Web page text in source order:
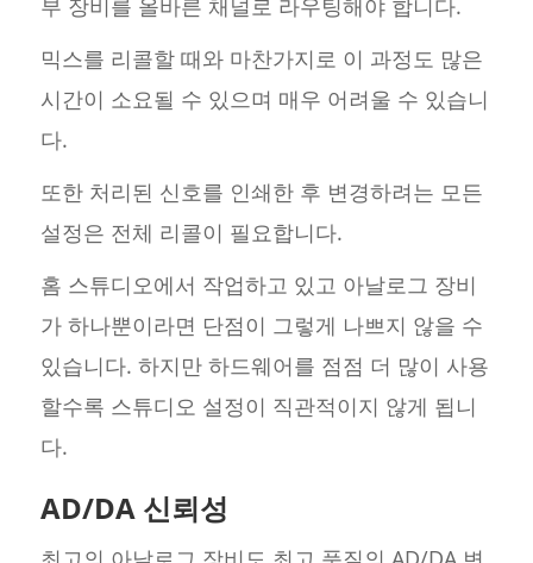
부 장비를 올바른 채널로 라우팅해야 합니다.
믹스를 리콜할 때와 마찬가지로 이 과정도 많은
시간이 소요될 수 있으며 매우 어려울 수 있습니
다.
또한 처리된 신호를 인쇄한 후 변경하려는 모든
설정은 전체 리콜이 필요합니다.
홈 스튜디오에서 작업하고 있고 아날로그 장비
가 하나뿐이라면 단점이 그렇게 나쁘지 않을 수
있습니다. 하지만 하드웨어를 점점 더 많이 사용
할수록 스튜디오 설정이 직관적이지 않게 됩니
다.
AD/DA 신뢰성